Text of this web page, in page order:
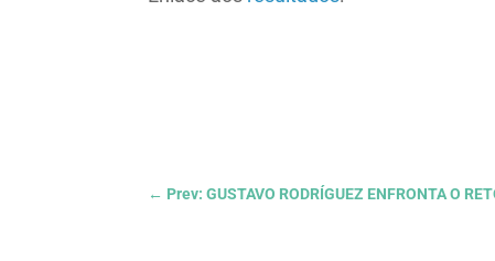
← Prev: GUSTAVO RODRÍGUEZ ENFRONTA O